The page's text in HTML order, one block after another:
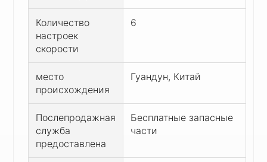
Количество
настроек
скорости
6
место
происхождения
Гуандун, Китай
Послепродажная
служба
предоставлена
Бесплатные запасные
части